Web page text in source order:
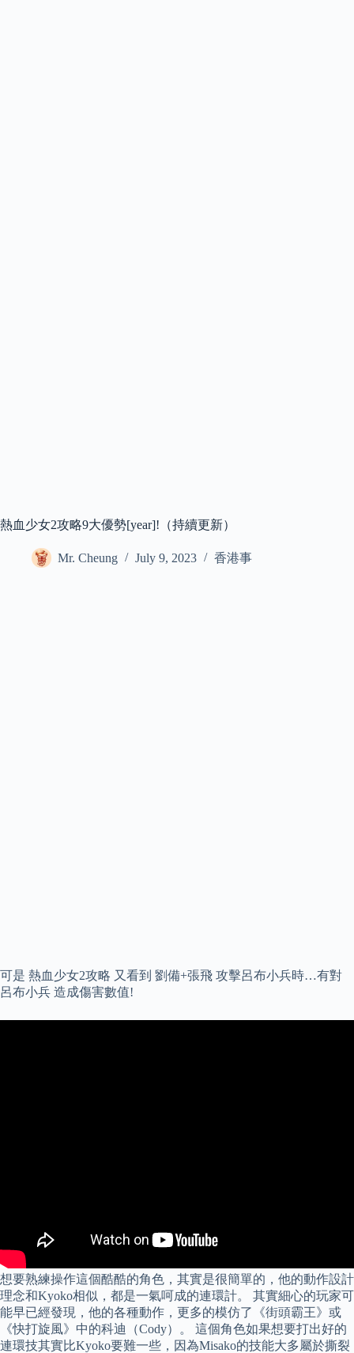
熱血少女2攻略9大優勢[year]!（持續更新）
Mr. Cheung July 9, 2023 香港事
可是 熱血少女2攻略 又看到 劉備+張飛 攻擊呂布小兵時…有對
呂布小兵 造成傷害數值!
想要熟練操作這個酷酷的角色，其實是很簡單的，他的動作設計
理念和Kyoko相似，都是一氣呵成的連環計。 其實細心的玩家可
能早已經發現，他的各種動作，更多的模仿了《街頭霸王》或
《快打旋風》中的科迪（Cody）。 這個角色如果想要打出好的
連環技其實比Kyoko要難一些，因為Misako的技能大多屬於撕裂